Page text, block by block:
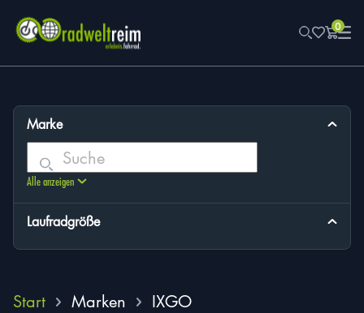
0
Start Marken IXGO
Marke
Alle anzeigen
Laufradgröße